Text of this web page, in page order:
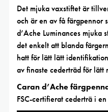
Det mjuka vaxstiftet är
och är en av få färgpennor
d’Ache Luminances mjuka
det enkelt att blanda
hatt för lätt lätt
av finaste cederträd för lätt
Caran d’Ache
FSC-certifierat cederträ i